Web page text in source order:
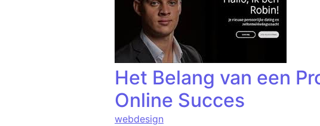
Het Belang van een
Online Succes
webdesign